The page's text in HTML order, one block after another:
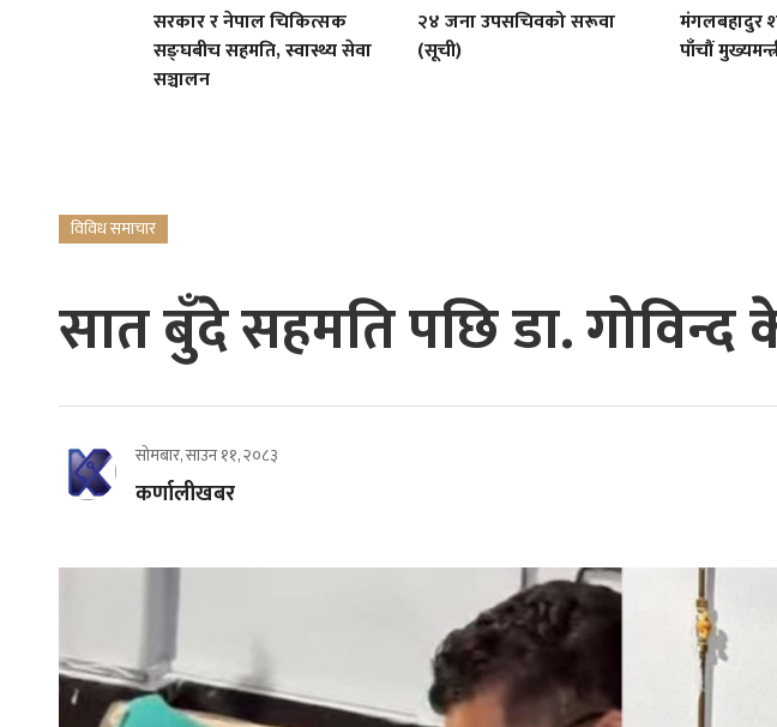
सरकार र नेपाल चिकित्सक
सङ्घबीच सहमति, स्वास्थ्य सेवा
सञ्चालन
२४ जना उपसचिवको सरूवा
(सूची)
मंगलबहादुर
पाँचौं
विविध समाचार
सात बुँदे सहमति पछि डा.
सोमबार, साउन ११, २०८३
कर्णालीखबर